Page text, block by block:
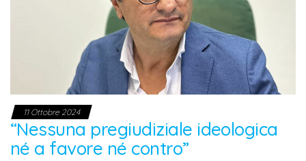
11 Ottobre 2024
“Nessuna pregiudiziale ideologica
né a favore né contro”